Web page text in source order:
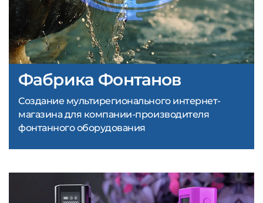
Фабрика Фонтанов
Создание мультирегионального интернет-
магазина для компании-производителя
фонтанного оборудования